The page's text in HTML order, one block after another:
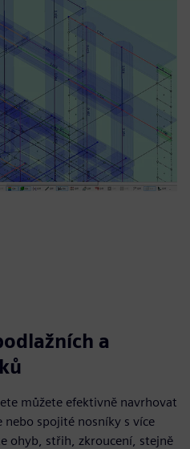
a
můžete efektivně navrhovat
nebo spojité nosníky s více
ohyb, střih, zkroucení, stejně